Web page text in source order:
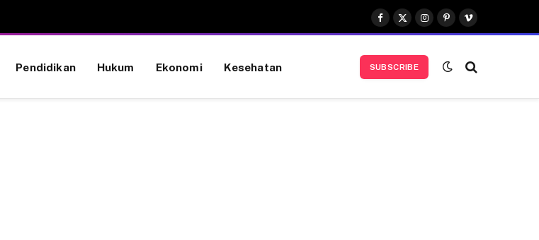
Facebook
X
(Twitter)
Instagram
Pinterest
Vimeo
Pendidikan Hukum Ekonomi Kesehatan SUBSCRIBE